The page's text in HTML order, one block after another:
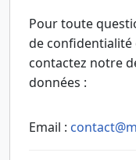
Pour toute
de confidentialité
contactez notre
données :
Email :